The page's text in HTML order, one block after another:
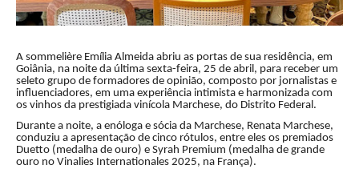
A sommelière Emília Almeida abriu as portas de sua residência, em
Goiânia, na noite da última sexta-feira, 25 de abril, para receber um
seleto grupo de formadores de opinião, composto por jornalistas e
influenciadores, em uma experiência intimista e harmonizada com
os vinhos da prestigiada vinícola Marchese, do Distrito Federal.
Durante a noite, a enóloga e sócia da Marchese, Renata Marchese,
conduziu a apresentação de cinco rótulos, entre eles os premiados
Duetto (medalha de ouro) e Syrah Premium (medalha de grande
ouro no Vinalies Internationales 2025, na França).